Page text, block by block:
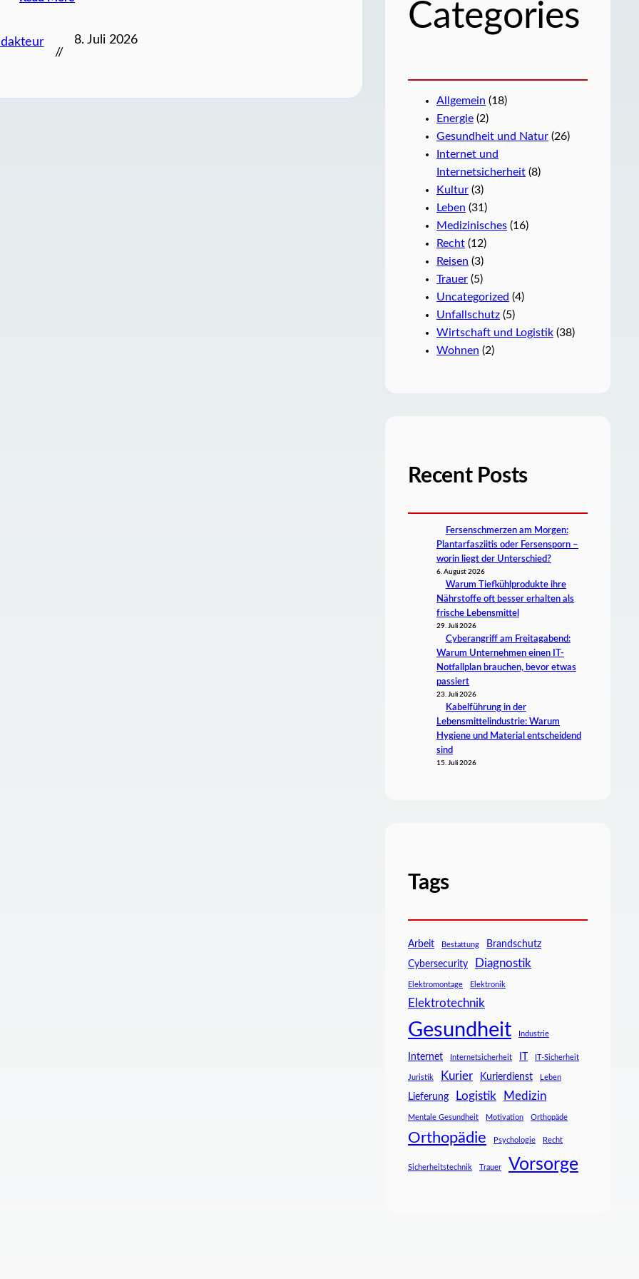
//
8. Juli 2026
Categories
Allgemein (18)
Energie (2)
Gesundheit und Natur (26)
Internet und
Internetsicherheit (8)
Kultur (3)
Leben (31)
Medizinisches (16)
Recht (12)
Reisen (3)
Trauer (5)
Uncategorized (4)
Unfallschutz (5)
Wirtschaft und Logistik (38)
Wohnen (2)
Recent Posts
Fersenschmerzen am Morgen:
Plantarfasziitis oder Fersensporn –
worin liegt der Unterschied?
6. August 2026
Warum Tiefkühlprodukte ihre
Nährstoffe oft besser erhalten als
frische Lebensmittel
29. Juli 2026
Cyberangriff am Freitagabend:
Warum Unternehmen einen IT-
Notfallplan brauchen, bevor etwas
passiert
23. Juli 2026
Kabelführung in der
Lebensmittelindustrie: Warum
Hygiene und Material entscheidend
sind
15. Juli 2026
Tags
Arbeit Bestattung
Brandschutz
Cybersecurity
Diagnostik
Elektromontage Elektronik
Elektrotechnik
Gesundheit Industrie
Internet Internetsicherheit IT-Sicherheit
Juristik Kurier Kurierdienst Leben
Lieferung Logistik Medizin
Mentale Gesundheit Motivation Orthopäde
Orthopädie Psychologie Recht
Sicherheitstechnik Trauer Vorsorge